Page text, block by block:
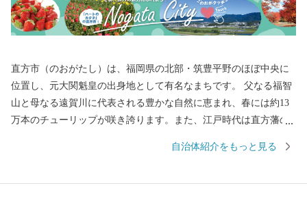
直方市（のおがたし）は、福岡県の北部・筑豊平野のほぼ中央に
位置し、元大関魁皇の出身地として有名なまちです。 父なる福智
山と母なる遠賀川に代表される豊かな自然に恵まれ、春には約13
万本のチューリップが咲き誇ります。また、江戸時代は直方藩の
として栄えるなど、深い歴史も息づいています。 自然と歴史が織
自治体紹介をもっと見る